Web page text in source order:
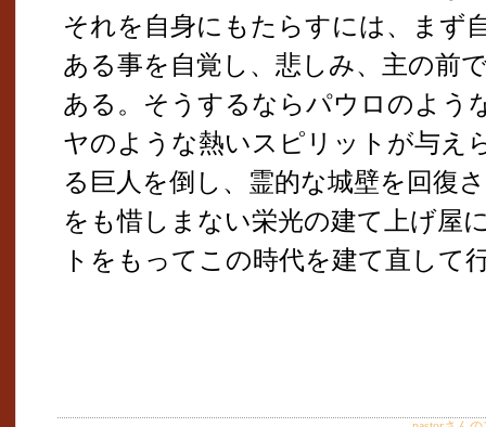
それを自身にもたらすには、まず
ある事を自覚し、悲しみ、主の前
ある。そうするならパウロのよう
ヤのような熱いスピリットが与え
る巨人を倒し、霊的な城壁を回復
をも惜しまない栄光の建て上げ屋
トをもってこの時代を建て直して